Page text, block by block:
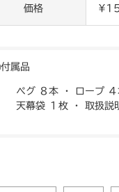
価格
付属品
ペグ ８本 ・ ロープ
天幕袋 １枚 ・ 取扱説